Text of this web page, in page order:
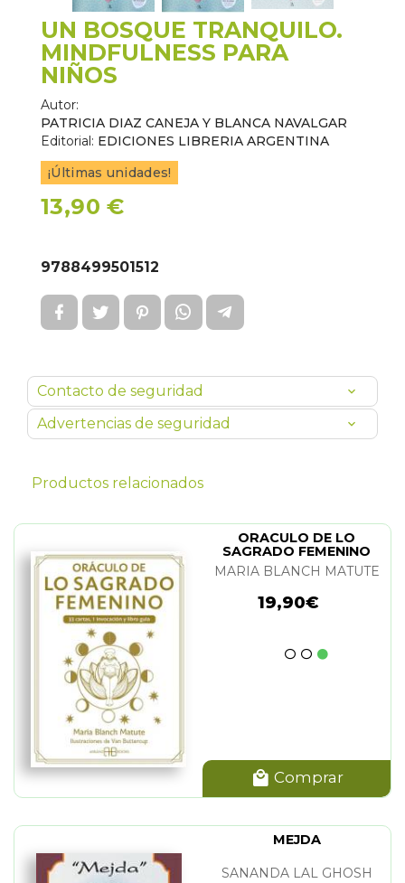
UN BOSQUE TRANQUILO.
MINDFULNESS PARA
NIÑOS
Autor:
PATRICIA DIAZ CANEJA Y BLANCA NAVALGAR
Editorial: EDICIONES LIBRERIA ARGENTINA
¡Últimas unidades!
13,90 €
9788499501512
Contacto de seguridad
Advertencias de seguridad
Productos relacionados
ORACULO DE LO
SAGRADO FEMENINO
(PACK)
MARIA BLANCH MATUTE
19,90€
Comprar
MEJDA
SANANDA LAL GHOSH